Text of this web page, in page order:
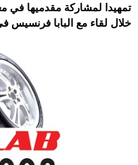
تمهيدا لمشاركة مقدميها في
خلال لقاء مع البابا فرنسيس